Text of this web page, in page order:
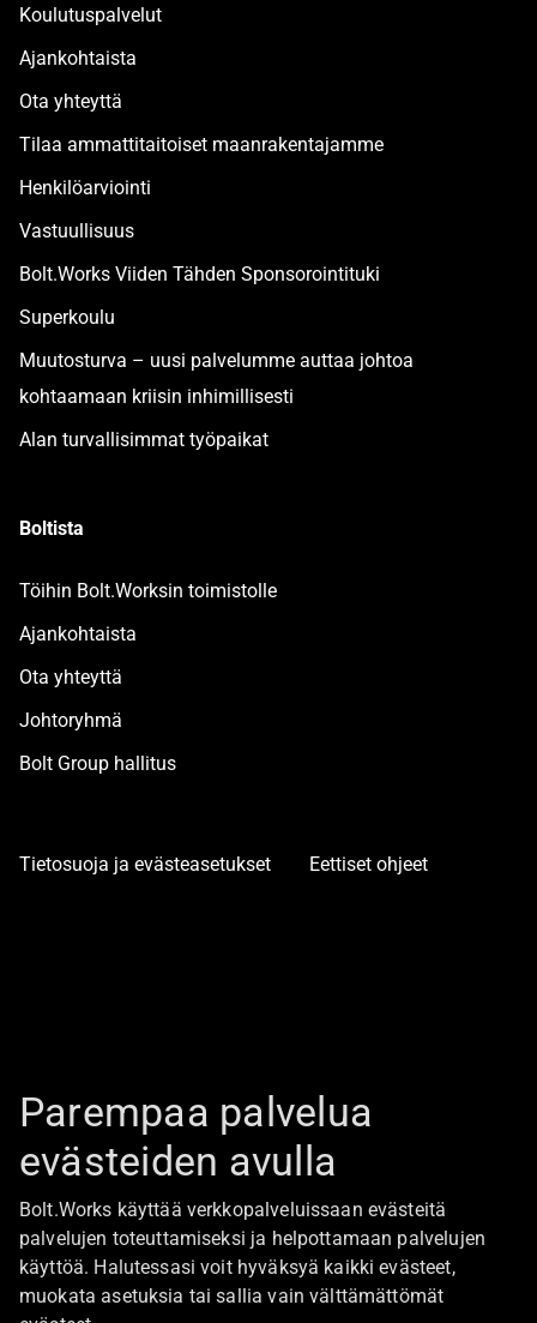
Koulutuspalvelut
Ajankohtaista
Ota yhteyttä
Tilaa ammattitaitoiset maanrakentajamme
Henkilöarviointi
Vastuullisuus
Bolt.Works Viiden Tähden Sponsorointituki
Superkoulu
Muutosturva – uusi palvelumme auttaa johtoa
kohtaamaan kriisin inhimillisesti
Alan turvallisimmat työpaikat
Boltista
Töihin Bolt.Worksin toimistolle
Ajankohtaista
Ota yhteyttä
Johtoryhmä
Bolt Group hallitus
Tietosuoja ja evästeasetukset Eettiset ohjeet
Parempaa palvelua
evästeiden avulla
Bolt.Works käyttää verkkopalveluissaan evästeitä
palvelujen toteuttamiseksi ja helpottamaan palvelujen
käyttöä. Halutessasi voit hyväksyä kaikki evästeet,
muokata asetuksia tai sallia vain välttämättömät